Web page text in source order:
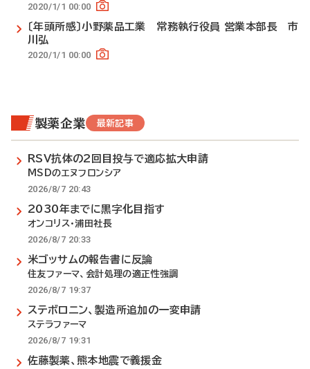
2020/1/1 00:00
〔年頭所感〕小野薬品工業 常務執行役員 営業本部長 市
川弘
2020/1/1 00:00
製薬企業 最新記事
RSV抗体の2回目投与で適応拡大申請
MSDのエヌフロンシア
2026/8/7 20:43
2030年までに黒字化目指す
オンコリス・浦田社長
2026/8/7 20:33
米ゴッサムの報告書に反論
住友ファーマ、会計処理の適正性強調
2026/8/7 19:37
ステボロニン、製造所追加の一変申請
ステラファーマ
2026/8/7 19:31
佐藤製薬、熊本地震で義援金